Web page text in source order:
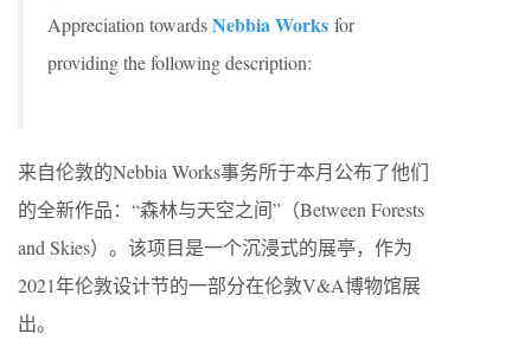
Appreciation towardsNebbia Works for
providing the following description:
来自伦敦的Nebbia Works事务所于本月公布了他们
的全新作品：“森林与天空之间”（Between Forests
and Skies）。该项目是一个沉浸式的展亭，作为
2021年伦敦设计节的一部分在伦敦V&A博物馆展
出。